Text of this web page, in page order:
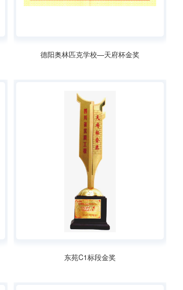
德阳奥林匹克学校—天府杯金奖
东苑C1标段金奖